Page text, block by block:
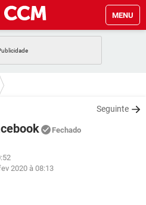
MENU
GMAIL
WHATSAPP
EXCEL
Seguinte
Fechado
2020 à 08:13